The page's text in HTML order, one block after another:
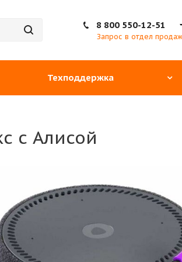
8 800 550-12-51
Запрос в отдел продаж
Техподдержка
с Алисой